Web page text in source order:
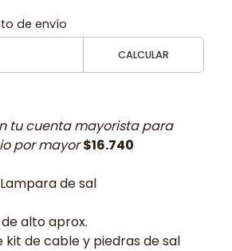
de envío
CALCULAR
tu cuenta mayorista para
por mayor$16.740
de sal
alto aprox.
kit de cable y piedras de sal